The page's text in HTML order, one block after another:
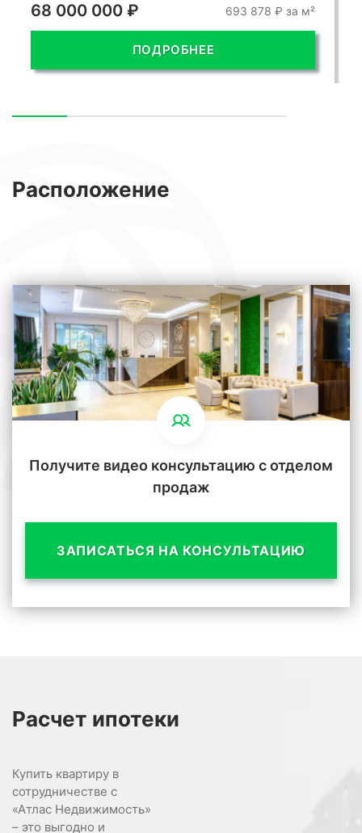
68 000 000 ₽ 693 878 ₽ за м²
ПОДРОБНЕЕ
Расположение
Получите видео консультацию с отделом
продаж
ЗАПИСАТЬСЯ НА КОНСУЛЬТАЦИЮ
Расчет ипотеки
Купить квартиру в
сотрудничестве с
«Атлас Недвижимость»
– это выгодно и